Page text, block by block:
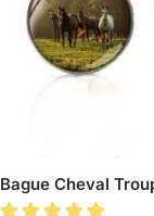
Bague Cheval